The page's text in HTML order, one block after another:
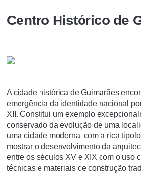
Centro Histórico de
A cidade histórica de Guimarães
emergência da identidade nacional
XII. Constitui um exemplo
conservado da evolução de uma
uma cidade moderna, com a rica
mostrar o desenvolvimento da
entre os séculos XV e XIX com o uso
técnicas e materiais de construção